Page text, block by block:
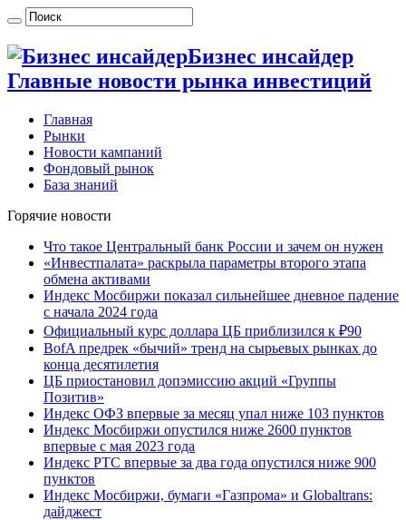
Бизнес инсайдер
Главные новости рынка инвестиций
Главная
Рынки
Новости кампаний
Фондовый рынок
База знаний
Горячие новости
Что такое Центральный банк России и зачем он нужен
«Инвестпалата» раскрыла параметры второго этапа
обмена активами
Индекс Мосбиржи показал сильнейшее дневное падение
с начала 2024 года
Официальный курс доллара ЦБ приблизился к ₽90
BofA предрек «бычий» тренд на сырьевых рынках до
конца десятилетия
ЦБ приостановил допэмиссию акций «Группы
Позитив»
Индекс ОФЗ впервые за месяц упал ниже 103 пунктов
Индекс Мосбиржи опустился ниже 2600 пунктов
впервые с мая 2023 года
Индекс РТС впервые за два года опустился ниже 900
пунктов
Индекс Мосбиржи, бумаги «Газпрома» и Globaltrans:
дайджест